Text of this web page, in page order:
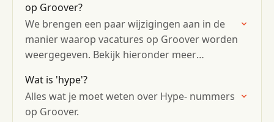
op Groover?
We brengen een paar wijzigingen aan in de
manier waarop vacatures op Groover worden
weergegeven. Bekijk hieronder meer
Wat is 'hype'?
Alles wat je moet weten over Hype- nummers
op Groover.